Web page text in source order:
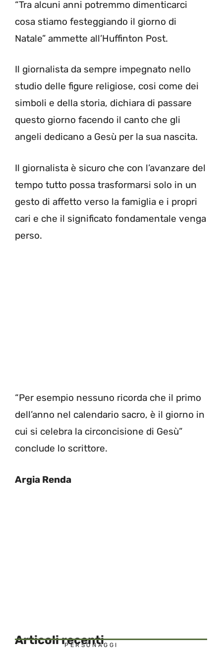
“Tra alcuni anni potremmo dimenticarci
cosa stiamo festeggiando il giorno di
Natale” ammette all’Huffinton Post.
Il giornalista da sempre impegnato nello
studio delle figure religiose, cosi come dei
simboli e della storia, dichiara di passare
questo giorno facendo il canto che gli
angeli dedicano a Gesù per la sua nascita.
Il giornalista è sicuro che con l’avanzare del
tempo tutto possa trasformarsi solo in un
gesto di affetto verso la famiglia e i propri
cari e che il significato fondamentale venga
perso.
“Per esempio nessuno ricorda che il primo
dell’anno nel calendario sacro, è il giorno in
cui si celebra la circoncisione di Gesù”
conclude lo scrittore.
Argia Renda
Articoli recenti
PERSONAGGI